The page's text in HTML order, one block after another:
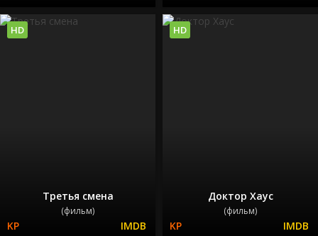
Третья смена
(фильм)
HD
Доктор Хаус
(фильм)
HD